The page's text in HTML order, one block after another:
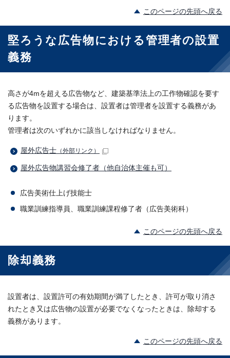
このページの先頭へ戻る
堅ろうな広告物における管理者の設置
義務
高さが4mを超える広告物など、建築基準法上の工作物確認を要す
る広告物を設置する場合は、設置者は管理者を設置する義務があ
ります。
管理者は次のいずれかに該当しなければなりません。
屋外広告士 （外部リンク）
屋外広告物講習会修了者（他自治体主催も可）
広告美術仕上げ技能士
職業訓練指導員、職業訓練課程修了者（広告美術科）
このページの先頭へ戻る
除却義務
設置者は、設置許可の有効期間が満了したとき、許可が取り消さ
れたとき又は広告物の設置が必要でなくなったときは、除却する
義務があります。
このページの先頭へ戻る